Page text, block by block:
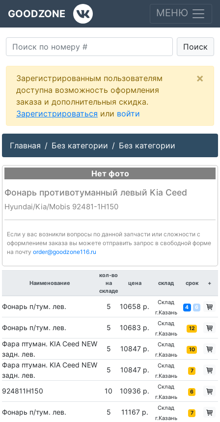
GOODZONE МЕНЮ
Поиск
Зарегистрированным пользователям
доступна возможность оформления
заказа и дополнительныя скидка.
Зарегистрироваться или войти
×
Главная Без категории Без категории
Нет фото
Фонарь противотуманный левый Kia Ceed
Hyundai/Kia/Mobis 92481-1H150
Если у вас возникли вопросы по данной запчасти или сложности с
оформлением заказа вы можете отправить запрос в свободной форме
на почту order@goodzone116.ru
Наименование
кол-во
на
складе
цена склад срок +
Фонарь п/тум. лев. 5 10658 р.
Склад
г.Казань
4 6
Фонарь п/тум. лев. 5 10683 р.
Склад
г.Казань
12
Фара птуман. KIA Ceed NEW
задн. лев.
5 10847 р.
Склад
г.Казань
10
Фара птуман. KIA Ceed NEW
задн. лев.
5 10847 р.
Склад
г.Казань
7
924811H150 10 10936 р.
Склад
г.Казань
6
Фонарь п/тум. лев. 5 11167 р.
Склад
г.Казань
7